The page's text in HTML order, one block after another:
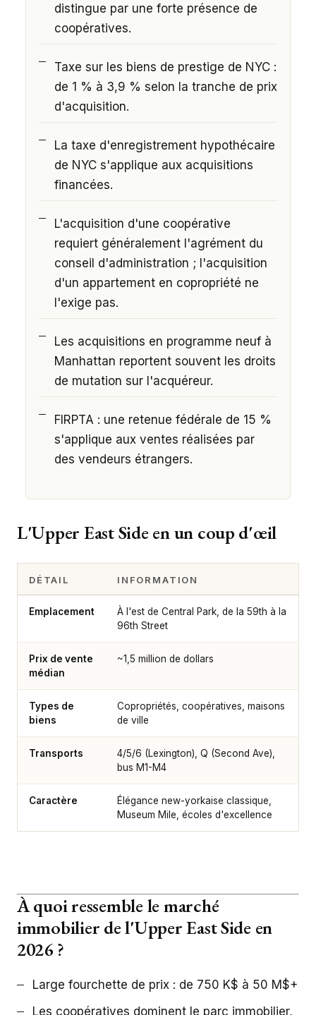
distingue par une forte présence de
coopératives.
Taxe sur les biens de prestige de NYC :
de 1 % à 3,9 % selon la tranche de prix
d'acquisition.
La taxe d'enregistrement hypothécaire
de NYC s'applique aux acquisitions
financées.
L'acquisition d'une coopérative
requiert généralement l'agrément du
conseil d'administration ; l'acquisition
d'un appartement en copropriété ne
l'exige pas.
Les acquisitions en programme neuf à
Manhattan reportent souvent les droits
de mutation sur l'acquéreur.
FIRPTA : une retenue fédérale de 15 %
s'applique aux ventes réalisées par
des vendeurs étrangers.
L'Upper East Side en un coup d'œil
DÉTAIL INFORMATION
Emplacement
À l'est de Central Park, de la 59th à la
96th Street
Prix de vente
médian
~1,5 million de dollars
Types de
biens
Copropriétés, coopératives, maisons
de ville
Transports
4/5/6 (Lexington), Q (Second Ave),
bus M1-M4
Caractère
Élégance new-yorkaise classique,
Museum Mile, écoles d'excellence
À quoi ressemble le marché
immobilier de l'Upper East Side en
2026 ?
Large fourchette de prix : de 750 K$ à 50 M$+
Les coopératives dominent le parc immobilier,